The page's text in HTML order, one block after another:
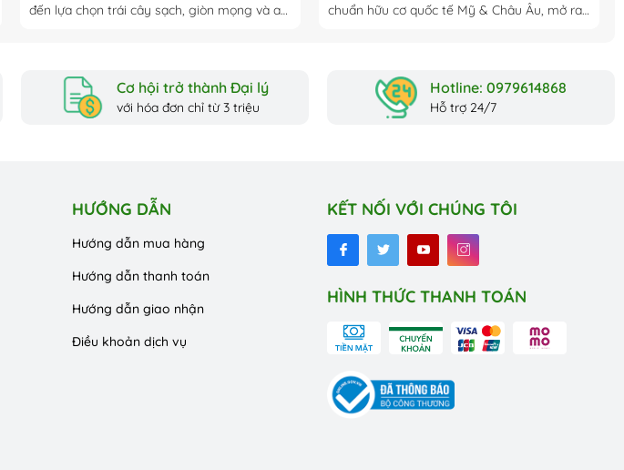
đến lựa chọn trái cây sạch, giòn mọng và an
chuẩn hữu cơ quốc tế Mỹ & Châu Âu, mở ra
Cơ hội trở thành Đại lý
với hóa đơn chỉ từ 3 triệu
Hotline: 0979614868
Hỗ trợ 24/7
HƯỚNG DẪN
Hướng dẫn mua hàng
Hướng dẫn thanh toán
Hướng dẫn giao nhận
Điều khoản dịch vụ
KẾT NỐI VỚI CHÚNG TÔI
HÌNH THỨC THANH TOÁN